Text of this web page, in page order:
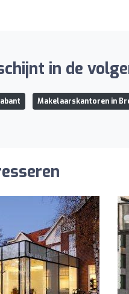
in de
Makelaarskantoren in